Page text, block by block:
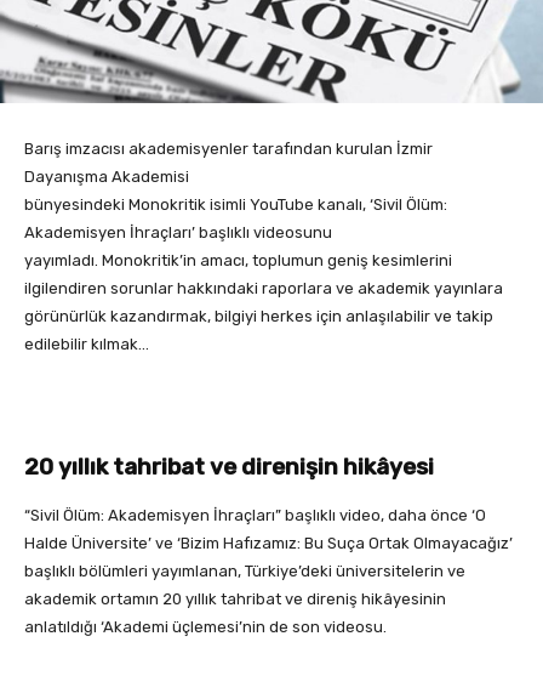
Barış imzacısı akademisyenler tarafından kurulan İzmir
Dayanışma Akademisi
bünyesindeki Monokritik isimli YouTube kanalı, ‘Sivil Ölüm:
Akademisyen İhraçları’ başlıklı videosunu
yayımladı. Monokritik’in amacı, toplumun geniş kesimlerini
ilgilendiren sorunlar hakkındaki raporlara ve akademik yayınlara
görünürlük kazandırmak, bilgiyi herkes için anlaşılabilir ve takip
edilebilir kılmak…
20 yıllık tahribat ve direnişin hikâyesi
“Sivil Ölüm: Akademisyen İhraçları” başlıklı video, daha önce ‘O
Halde Üniversite’ ve ‘Bizim Hafızamız: Bu Suça Ortak Olmayacağız’
başlıklı bölümleri yayımlanan, Türkiye’deki üniversitelerin ve
akademik ortamın 20 yıllık tahribat ve direniş hikâyesinin
anlatıldığı ‘Akademi üçlemesi’nin de son videosu.